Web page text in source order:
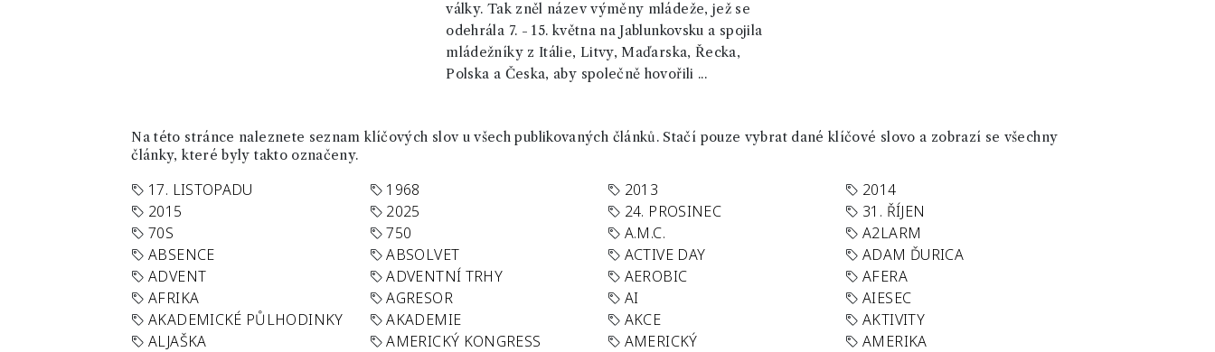
války. Tak zněl název výměny mládeže, jež se
odehrála 7. - 15. května na Jablunkovsku a spojila
mládežníky z Itálie, Litvy, Maďarska, Řecka,
Polska a Česka, aby společně hovořili ...
Na této stránce naleznete seznam klíčových slov u všech publikovaných článků. Stačí pouze vybrat dané klíčové slovo a zobrazí se všechny
články, které byly takto označeny.
17. LISTOPADU 1968 2013
2014
2015
2025 24. PROSINEC
31. ŘÍJEN
70S
750 A.M.C.
A2LARM
ABSENCE
ABSOLVET ACTIVE DAY
ADAM ĎURICA
ADVENT
ADVENTNÍ TRHY AEROBIC
AFERA
AFRIKA
AGRESOR AI
AIESEC
AKADEMICKÉ PŮLHODINKY
AKADEMIE AKCE
AKTIVITY
ALJAŠKA
AMERICKÝ KONGRESS
AMERICKÝ
AMERIKA